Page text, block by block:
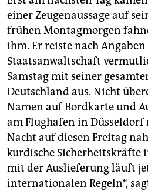
einer Zeugenaussage auf
frühen Montagmorgen
ihm. Er reiste nach
Staatsanwaltschaft
Samstag mit seiner
Deutschland aus. Nicht
Namen auf Bordkarte und
am Flughafen in
Nacht auf diesen Freitag
kurdische Sicherheitskräfte
mit der Auslieferung läuft
internationalen Regeln“,